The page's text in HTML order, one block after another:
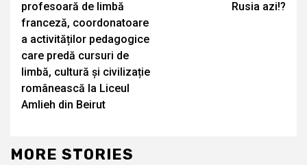
profesoară de limbă
franceză, coordonatoare
a activităților pedagogice
care predă cursuri de
limbă, cultură și civilizație
românească la Liceul
Amlieh din Beirut
Rusia azi!?
MORE STORIES